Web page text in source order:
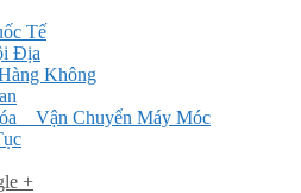
Tế
Địa
Không
_ Vận Chuyển Máy Móc
+